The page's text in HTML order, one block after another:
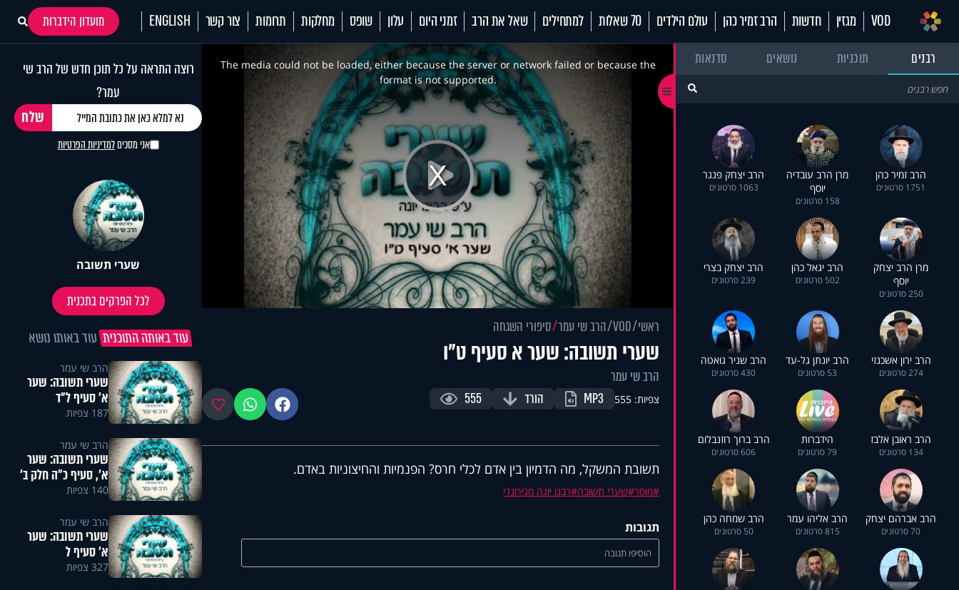
VOD מגזין חדשות הרב זמיר כהן עולם הילדים 70 שאלות למתחילים שאל את הרב זמני היום עלון שופס מחלקות תרומות צור קשר ENGLISH
מועדון הידברות
רבנים
תוכניות נושאים סדנאות
הרב זמיר כהן
1751 סרטונים
מרן הרב עובדיה
יוסף
158 סרטונים
הרב יצחק פנגר
1063 סרטונים
מרן הרב יצחק
יוסף
250 סרטונים
הרב יגאל כהן
502 סרטונים
הרב יצחק בצרי
239 סרטונים
הרב ירון אשכנזי
274 סרטונים
הרב יונתן גל-עד
53 סרטונים
הרב שניר גואטה
430 סרטונים
הרב ראובן אלבז
134 סרטונים
הידברות
79 סרטונים
הרב ברוך רוזנבלום
606 סרטונים
הרב אברהם יצחק
70 סרטונים
הרב אליהו עמר
815 סרטונים
הרב שמחה כהן
50 סרטונים
Play
Video
This
modalThe media could not be loaded, either because the server or network failed or because the
format is not supported.
ראשי VOD הרב שי עמר סיפורי השגחה
שערי תשובה: שער א סעיף ט"ו
הרב שי עמר
צפיות: 555 MP3 הורד 555 פייסבוקווטסאפ מועדפים
תשובת המשקל, מה הדמיון בין אדם לכלי חרס? הפנמיות והחיצוניות באדם.
מוסר שערי תשובה רבנו יונה מגירונדי
תגובות
הוסיפו תגובה
רוצה התראה על כל תוכן חדש של הרב שי
עמר?
אני מסכיםלמדיניות הפרטיות
שערי תשובה
לכל הפרקים בתכנית
עוד באותה התוכנית עוד באותו נושא
הרב שי עמר
שערי תשובה: שער
א' סעיף ל"ד
187 צפיות
הרב שי עמר
שערי תשובה: שער
א', סעיף כ"ה חלק ב'
140 צפיות
הרב שי עמר
שערי תשובה: שער
א' סעיף ל
327 צפיות